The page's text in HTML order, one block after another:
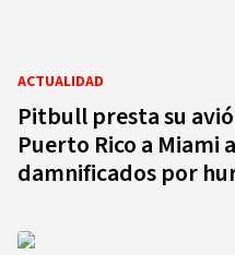
ACTUALIDAD
Pitbull presta su
Puerto Rico a Miami
damnificados por